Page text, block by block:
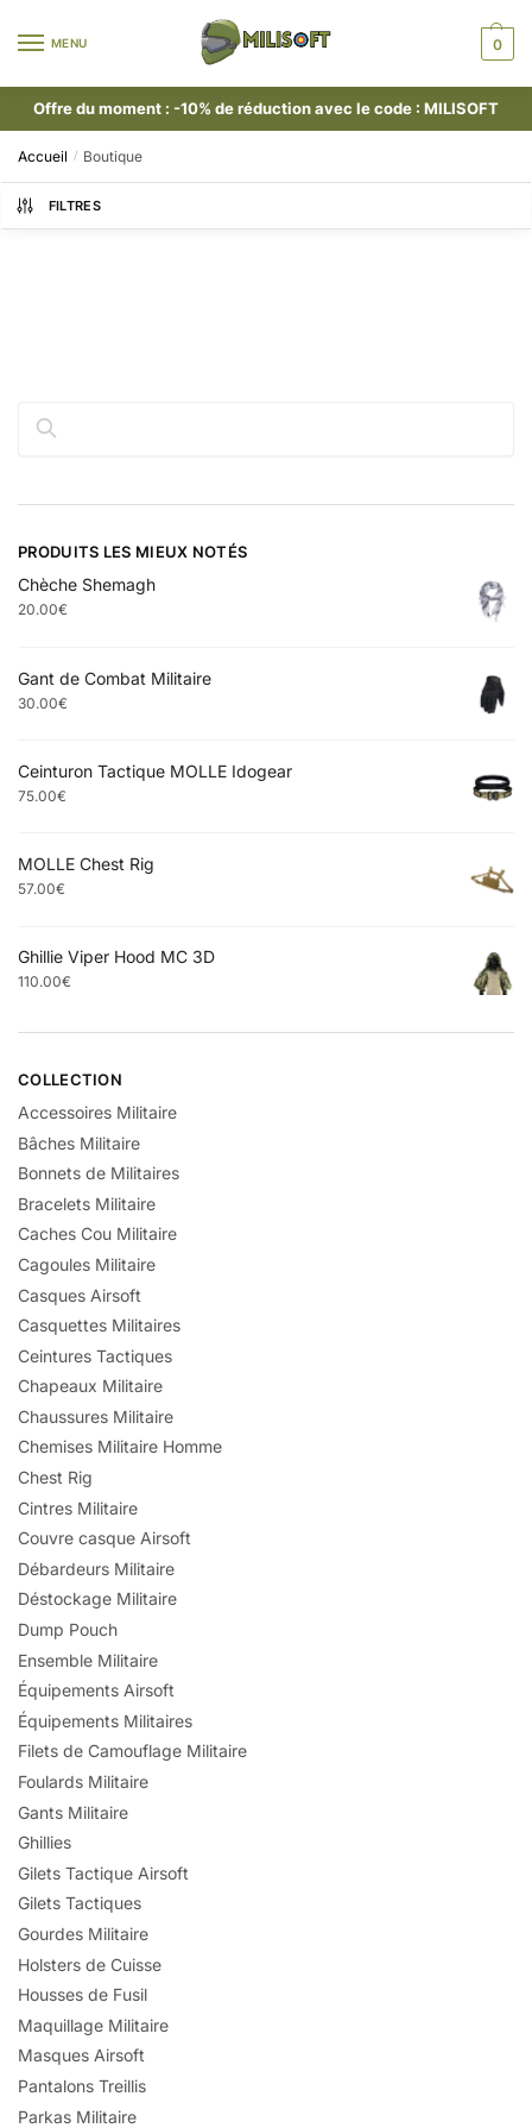
MENU 0
Offre du moment : -10% de réduction avec le code : MILISOFT
Accueil / Boutique
FILTRES
Rechercher
PRODUITS LES MIEUX NOTÉS
Chèche Shemagh
20.00€
Gant de Combat Militaire
30.00€
Ceinturon Tactique MOLLE Idogear
75.00€
MOLLE Chest Rig
57.00€
Ghillie Viper Hood MC 3D
110.00€
COLLECTION
Accessoires Militaire
Bâches Militaire
Bonnets de Militaires
Bracelets Militaire
Caches Cou Militaire
Cagoules Militaire
Casques Airsoft
Casquettes Militaires
Ceintures Tactiques
Chapeaux Militaire
Chaussures Militaire
Chemises Militaire Homme
Chest Rig
Cintres Militaire
Couvre casque Airsoft
Débardeurs Militaire
Déstockage Militaire
Dump Pouch
Ensemble Militaire
Équipements Airsoft
Équipements Militaires
Filets de Camouflage Militaire
Foulards Militaire
Gants Militaire
Ghillies
Gilets Tactique Airsoft
Gilets Tactiques
Gourdes Militaire
Holsters de Cuisse
Housses de Fusil
Maquillage Militaire
Masques Airsoft
Pantalons Treillis
Parkas Militaire